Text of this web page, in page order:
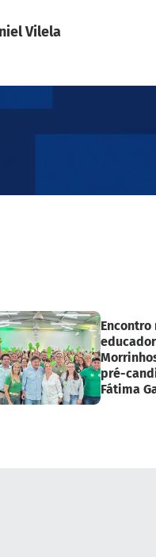
Vilela
Encontro
pré-
Fátima